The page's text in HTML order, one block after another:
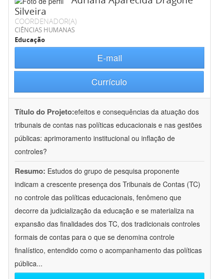
Silveira
COORDENADOR(A)
CIÊNCIAS HUMANAS
Educação
E-mail
Currículo
Título do Projeto:efeitos e consequências da atuação dos
tribunais de contas nas políticas educacionais e nas gestões
públicas: aprimoramento institucional ou inflação de
controles?
Resumo: Estudos do grupo de pesquisa proponente
indicam a crescente presença dos Tribunais de Contas (TC)
no controle das políticas educacionais, fenômeno que
decorre da judicialização da educação e se materializa na
expansão das finalidades dos TC, dos tradicionais controles
formais de contas para o que se denomina controle
finalístico, entendido como o acompanhamento das políticas
pública...